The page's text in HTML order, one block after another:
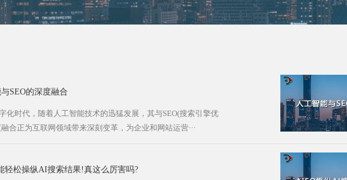
SEO的深度融合
化时代，随着人工智能技术的迅猛发展，其与SEO(搜索引擎优
合正为互联网领域带来深刻变革，为企业和网站运营···
轻松操纵AI搜索结果!真这么厉害吗?